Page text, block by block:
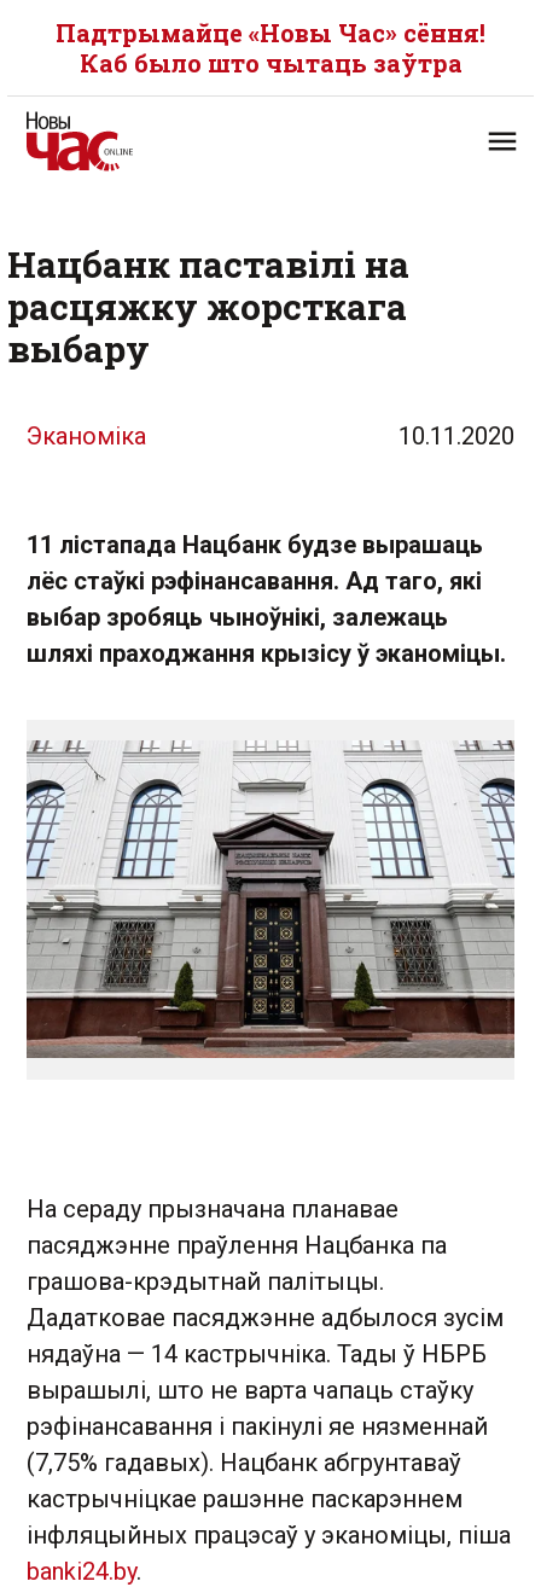
Падтрымайце «Новы Час» сёння!
Каб было што чытаць заўтра
Нацбанк паставілі на
расцяжку жорсткага
выбару
Эканоміка 10.11.2020
11 лістапада Нацбанк будзе вырашаць
лёс стаўкі рэфінансавання. Ад таго, які
выбар зробяць чыноўнікі, залежаць
шляхі праходжання крызісу ў эканоміцы.
На сераду прызначана планавае
пасяджэнне праўлення Нацбанка па
грашова-крэдытнай палітыцы.
Дадатковае пасяджэнне адбылося зусім
нядаўна — 14 кастрычніка. Тады ў НБРБ
вырашылі, што не варта чапаць стаўку
рэфінансавання і пакінулі яе нязменнай
(7,75% гадавых). Нацбанк абгрунтаваў
кастрычніцкае рашэнне паскарэннем
інфляцыйных працэсаў у эканоміцы, піша
banki24.by.